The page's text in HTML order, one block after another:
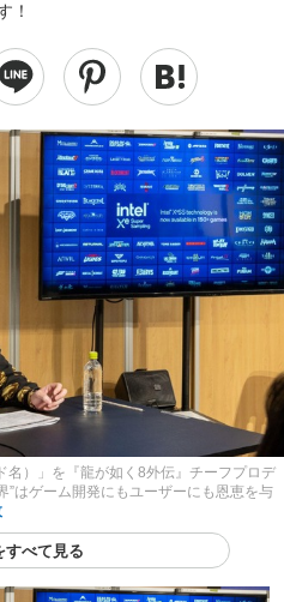
！
名）」を『龍が如く8外伝』チーフプロデ
”はゲーム開発にもユーザーにも恩恵を与
すべて見る